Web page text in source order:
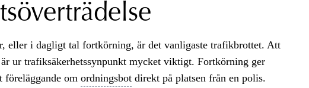
eller i dagligt tal fortkörning, är det vanligaste trafikbrottet. Att
ur trafiksäkerhetssynpunkt mycket viktigt. Fortkörning ger
om ordningsbotdirekt på platsen från en polis.